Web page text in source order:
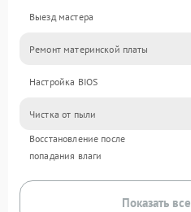
Выезд мастера
Ремонт материнской платы
Настройка BIOS
Чистка от пыли
Восстановление после
попадания влаги
Показать